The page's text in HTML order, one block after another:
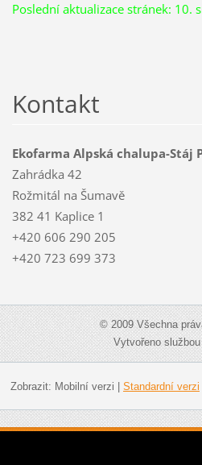
Poslední aktualizace stránek: 10.
Kontakt
Ekofarma Alpská chalupa-Stáj
Zahrádka 42
Rožmitál na Šumavě
382 41 Kaplice 1
+420 606 290 205
+420 723 699 373
© 2009 Všechna
Vytvořeno
Zobrazit: Mobilní verzi Standardní verzi